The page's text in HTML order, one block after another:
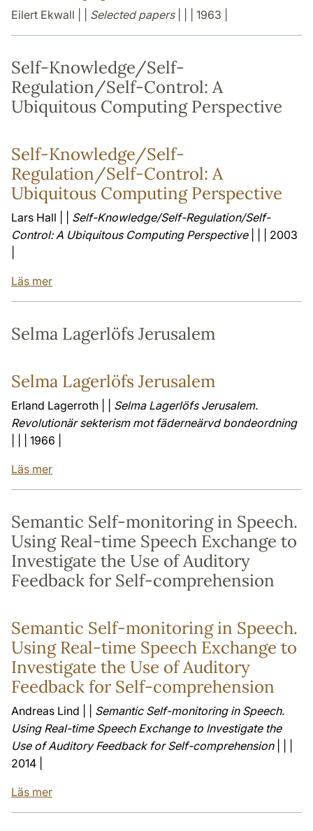
Eilert Ekwall | | Selected papers| | | 1963 |
Self-Knowledge/Self-
Regulation/Self-Control: A
Ubiquitous Computing Perspective
Self-Knowledge/Self-
Regulation/Self-Control: A
Ubiquitous Computing Perspective
Lars Hall | | Self-Knowledge/Self-Regulation/Self-
Control: A Ubiquitous Computing Perspective| | | 2003
Läs mer
Selma Lagerlöfs Jerusalem
Selma Lagerlöfs Jerusalem
Erland Lagerroth | | Selma Lagerlöfs Jerusalem.
Revolutionär sekterism mot fäderneärvd bondeordning
| | | 1966 |
Läs mer
Semantic Self-monitoring in Speech.
Using Real-time Speech Exchange to
Investigate the Use of Auditory
Feedback for Self-comprehension
Semantic Self-monitoring in Speech.
Using Real-time Speech Exchange to
Investigate the Use of Auditory
Feedback for Self-comprehension
Andreas Lind | | Semantic Self-monitoring in Speech.
Using Real-time Speech Exchange to Investigate the
Use of Auditory Feedback for Self-comprehension| | |
2014 |
Läs mer